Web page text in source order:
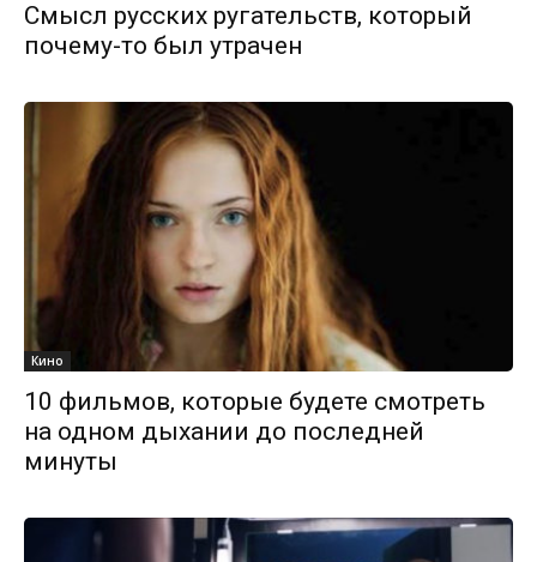
Смысл русских ругательств, который
почему-то был утрачен
Кино
10 фильмов, которые будете смотреть
на одном дыхании до последней
минуты